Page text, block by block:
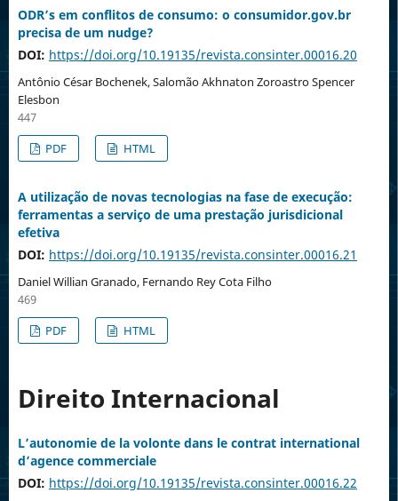
ODR’s em conflitos de consumo: o consumidor.gov.br
precisa de um nudge?
DOI: https://doi.org/10.19135/revista.consinter.00016.20
Antônio César Bochenek, Salomão Akhnaton Zoroastro Spencer
Elesbon
447
PDF
HTML
A utilização de novas tecnologias na fase de execução:
ferramentas a serviço de uma prestação jurisdicional
efetiva
DOI: https://doi.org/10.19135/revista.consinter.00016.21
Daniel Willian Granado, Fernando Rey Cota Filho
469
PDF
HTML
Direito Internacional
L’autonomie de la volonte dans le contrat international
d’agence commerciale
DOI: https://doi.org/10.19135/revista.consinter.00016.22